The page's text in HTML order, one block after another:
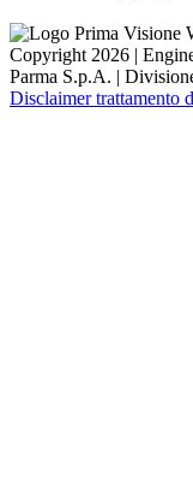
Copyright 2026 |
Parma S.p.A. |
Disclaimer trattamento